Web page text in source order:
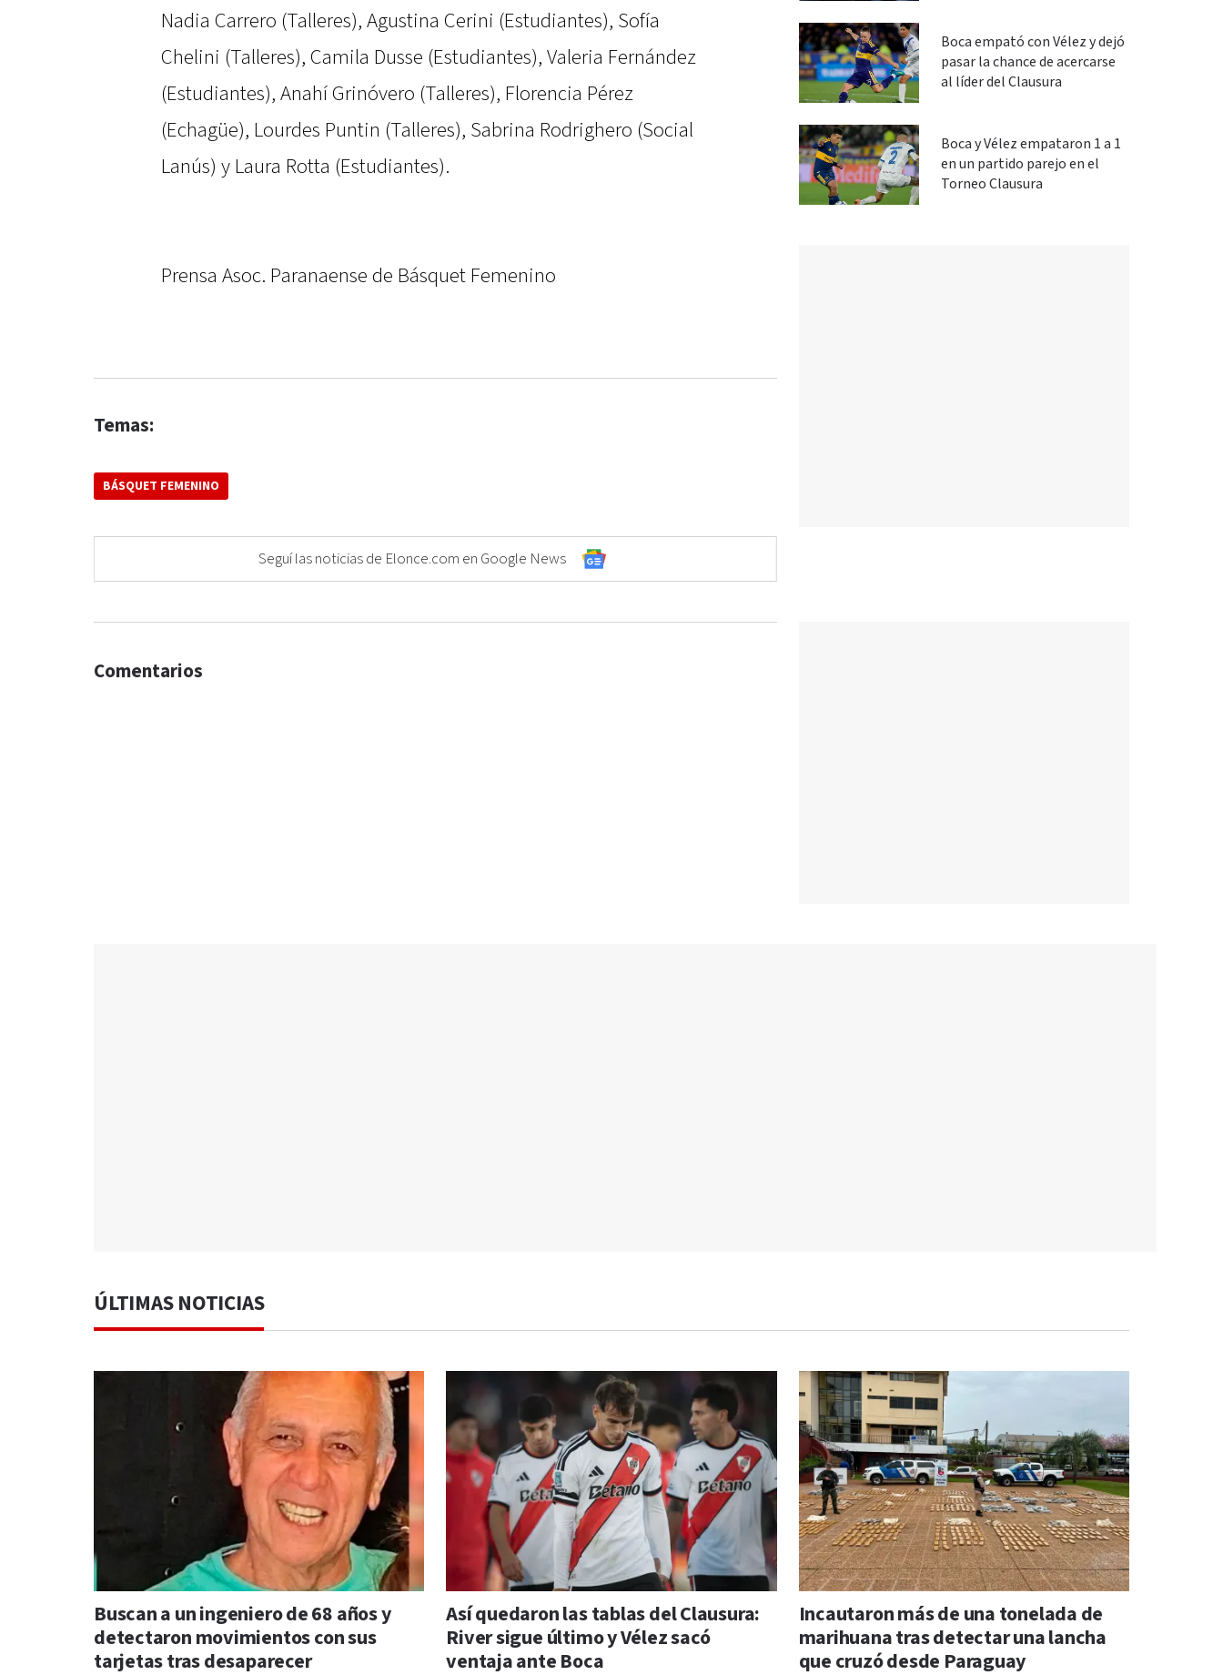
Nadia Carrero (Talleres), Agustina Cerini (Estudiantes), Sofía
Chelini (Talleres), Camila Dusse (Estudiantes), Valeria Fernández
(Estudiantes), Anahí Grinóvero (Talleres), Florencia Pérez
(Echagüe), Lourdes Puntin (Talleres), Sabrina Rodrighero (Social
Lanús) y Laura Rotta (Estudiantes).
Prensa Asoc. Paranaense de Básquet Femenino
Temas:
BÁSQUET FEMENINO
Seguí las noticias de Elonce.com en Google News
Boca empató con Vélez y dejó
pasar la chance de acercarse
al líder del Clausura
Boca y Vélez empataron 1 a 1
en un partido parejo en el
Torneo Clausura
Comentarios
ÚLTIMAS NOTICIAS
Buscan a un ingeniero de 68 años y
detectaron movimientos con sus
tarjetas tras desaparecer
Así quedaron las tablas del Clausura:
River sigue último y Vélez sacó
ventaja ante Boca
Incautaron más de una tonelada de
marihuana tras detectar una lancha
que cruzó desde Paraguay